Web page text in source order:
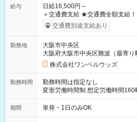
給与
日給16,500円～
＋交通費支給 ★交通費全額支給！ ★日払いOK！（規定あり） ┗
働いたその日に現金GET♪ お仕
交通費別途支給あり
勤務地
大阪市中央区
大阪府大阪市中央区難波（最寄り
株式会社ワンベルウッズ
勤務時間
勤務時間は指定なし
変形労働時間制 想定労働時間160時間/月 【シフト
00～20：00
期間 単発・1日のみOK